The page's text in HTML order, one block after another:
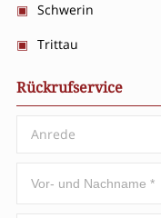
Schwerin
Trittau
Rückrufservice
Anrede